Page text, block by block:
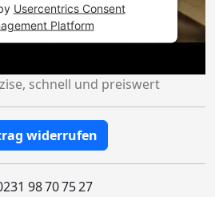
Usercentrics Consent
Platform
schnell und preiswert
widerrufen
98 70 75 27